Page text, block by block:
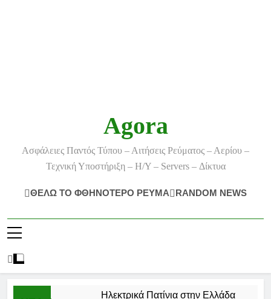
Agora
Ασφάλειες Παντός Τύπου – Αιτήσεις Ρεύματος – Αερίου –
Τεχνική Υποστήριξη – Η/Υ – Servers – Δίκτυα
ΘΕΛΩ ΤΟ ΦΘΗΝΟΤΕΡΟ ΡΕΥΜΑ RANDOM NEWS
Ηλεκτρικά Πατίνια στην Ελλάδα